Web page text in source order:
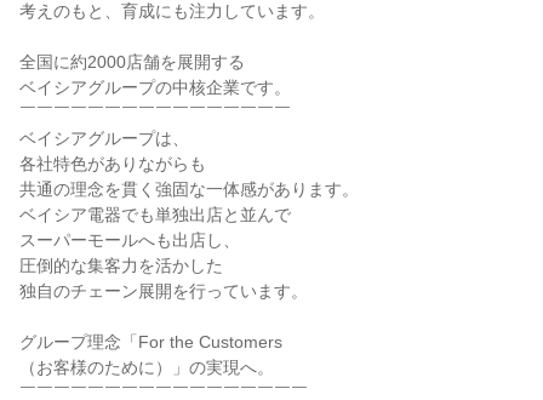
考えのもと、育成にも注力しています。
全国に約2000店舗を展開する
ベイシアグループの中核企業です。
￣￣￣￣￣￣￣￣￣￣￣￣￣￣￣￣
ベイシアグループは、
各社特色がありながらも
共通の理念を貫く強固な一体感があります。
ベイシア電器でも単独出店と並んで
スーパーモールへも出店し、
圧倒的な集客力を活かした
独自のチェーン展開を行っています。
グループ理念「For the Customers
（お客様のために）」の実現へ。
￣￣￣￣￣￣￣￣￣￣￣￣￣￣￣￣￣